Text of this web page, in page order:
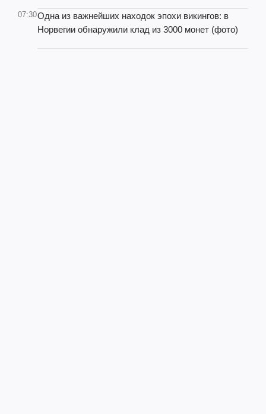
07:30Одна из важнейших находок эпохи викингов: в
Норвегии обнаружили клад из 3000 монет (фото)